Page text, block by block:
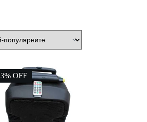
3% OFF